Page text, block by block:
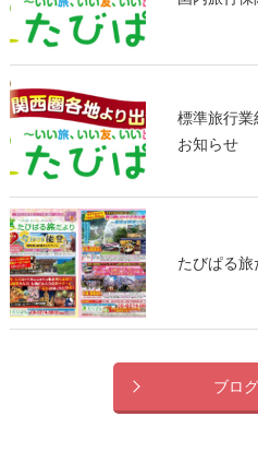
標準旅行
お知らせ
たびぱる
ブロ